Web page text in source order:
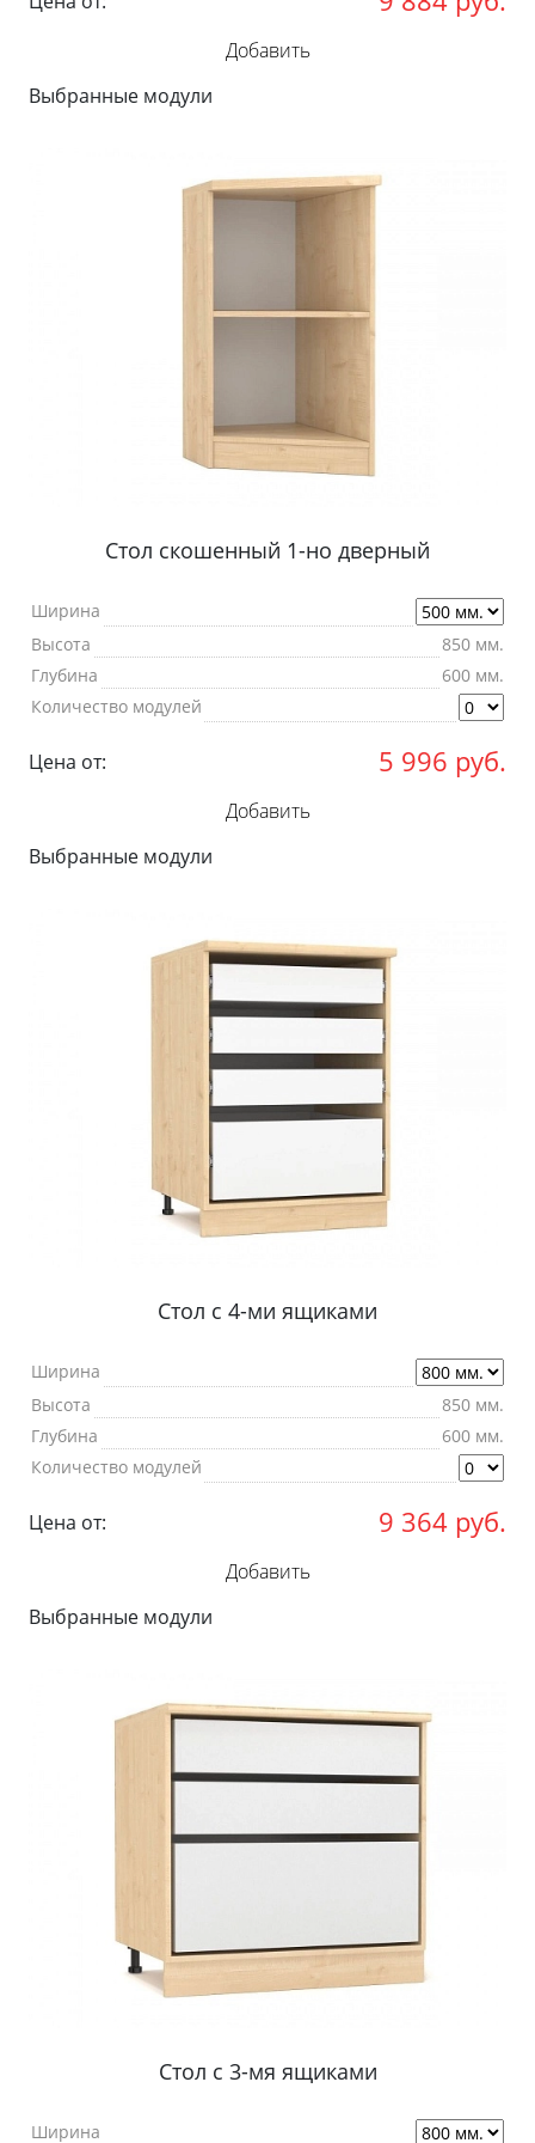
Добавить
Выбранные модули
Стол скошенный 1-но дверный
Ширина
Высота
850 мм.
Глубина
600 мм.
Количество модулей
Цена от: 5 996 руб.
Добавить
Выбранные модули
Стол с 4-ми ящиками
Ширина
Высота
850 мм.
Глубина
600 мм.
Количество модулей
Цена от: 9 364 руб.
Добавить
Выбранные модули
Стол с 3-мя ящиками
Ширина